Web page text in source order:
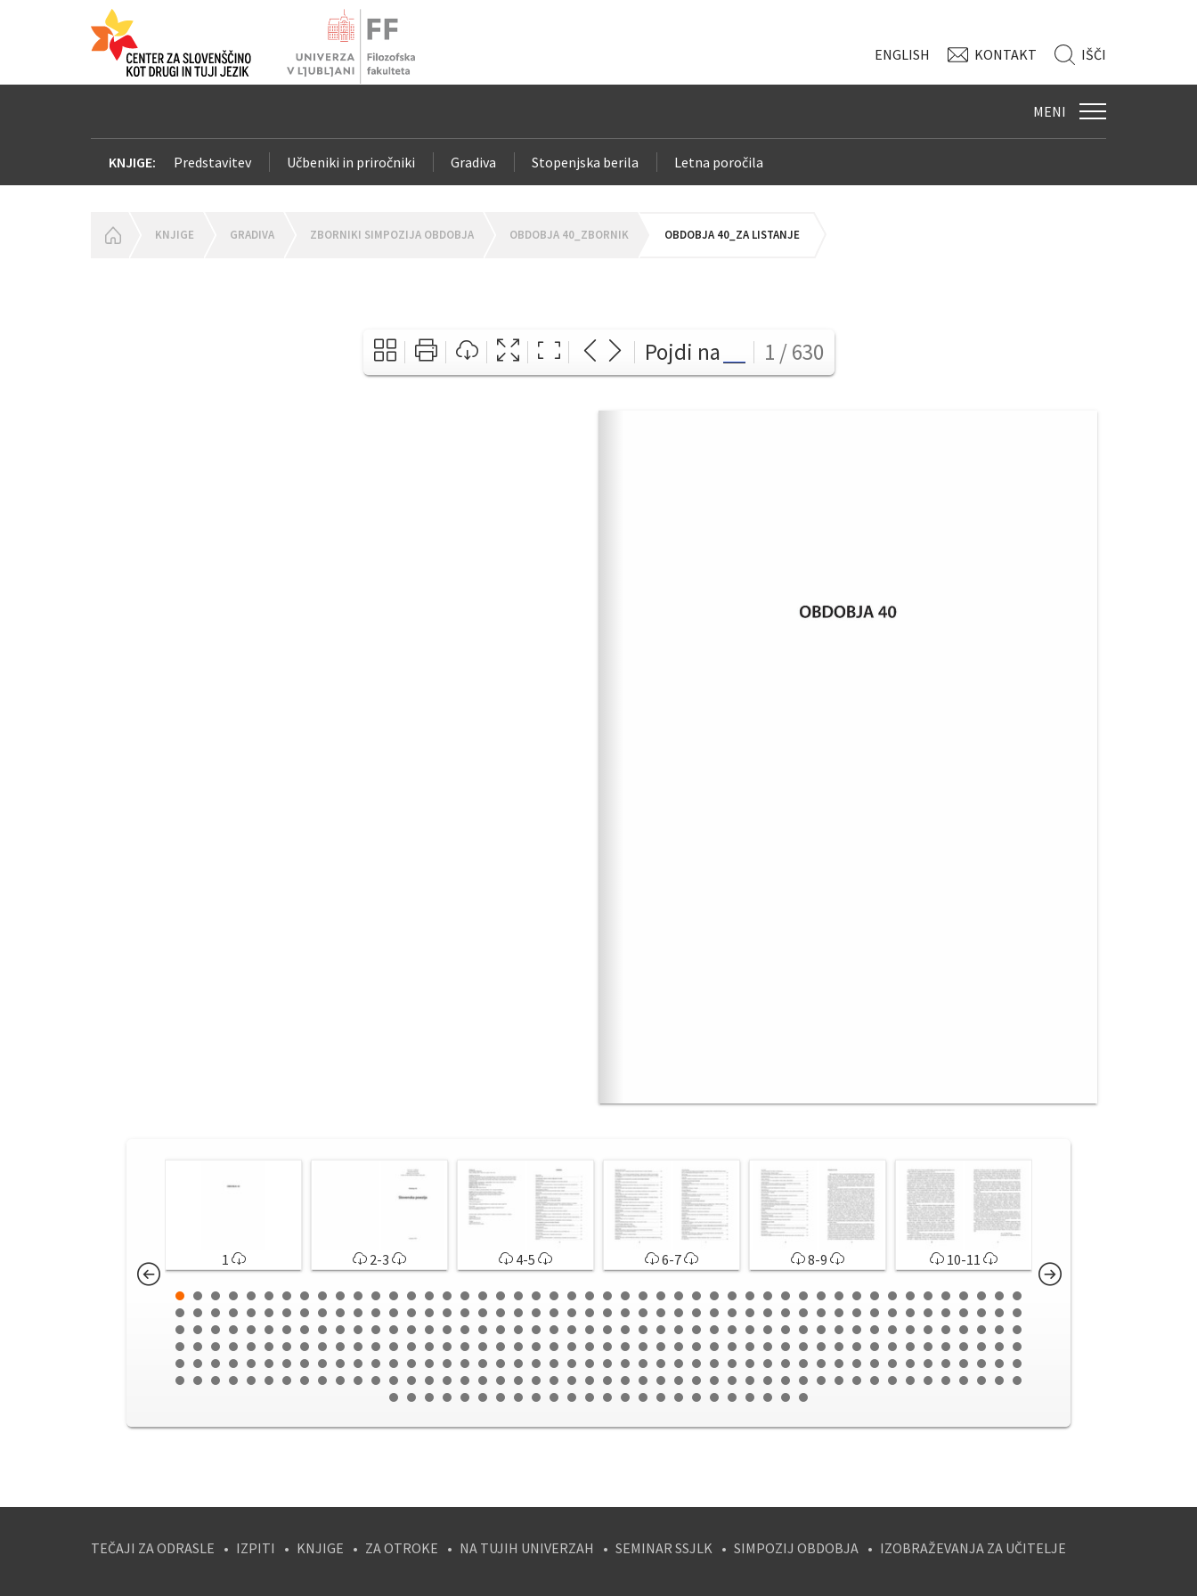
ENGLISH KONTAKT IŠČI
MENI
KNJIGE: Predstavitev Učbeniki in priročniki Gradiva Stopenjska berila Letna poročila
HOMEPAGE
KNJIGE GRADIVA ZBORNIKI SIMPOZIJA OBDOBJA OBDOBJA 40_ZBORNIK OBDOBJA 40_ZA LISTANJE
Pojdi na 1 / 630
1 2-3 4-5 6-7 8-9 10-11
TEČAJI ZA ODRASLE IZPITI KNJIGE ZA OTROKE NA TUJIH UNIVERZAH SEMINAR SSJLK SIMPOZIJ OBDOBJA IZOBRAŽEVANJA ZA UČITELJE